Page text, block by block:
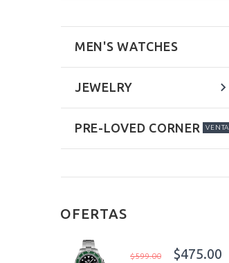
MEN'S WATCHES
JEWELRY
PRE-LOVED CORNER VENTA
OFERTAS
$599.00 $475.00